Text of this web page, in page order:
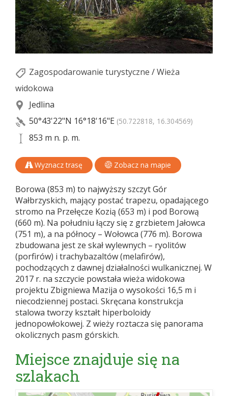
Zagospodarowanie turystyczne /Wieża
widokowa
Jedlina
50°43'22"N 16°18'16"E (50.722818, 16.304569)
853 m n. p. m.
Wyznacz trasę Zobacz na mapie
Borowa (853 m) to najwyższy szczyt Gór
Wałbrzyskich, mający postać trapezu, opadającego
stromo na Przełęcze Kozią (653 m) i pod Borową
(660 m). Na południu łączy się z grzbietem Jałowca
(751 m), a na północy – Wołowca (776 m). Borowa
zbudowana jest ze skał wylewnych – ryolitów
(porfirów) i trachybazaltów (melafirów),
pochodzących z dawnej działalności wulkanicznej. W
2017 r. na szczycie powstała wieża widokowa
projektu Zbigniewa Mazija o wysokości 16,5 m i
niecodziennej postaci. Skręcana konstrukcja
stalowa tworzy kształt hiperboloidy
jednopowłokowej. Z wieży roztacza się panorama
okolicznych pasm górskich.
Miejsce znajduje się na
szlakach